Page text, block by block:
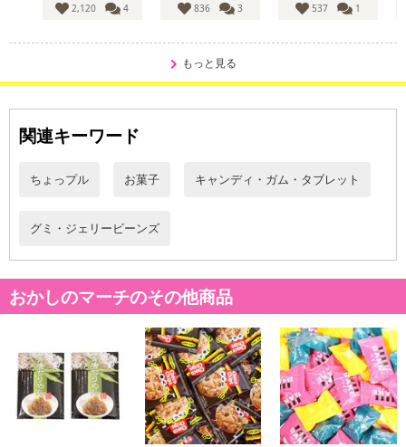
こちらの情報は2026年07月09日 時点での情報となります。
2,120
4
836
3
537
1
もっと見る
関連キーワード
ちょっプル お菓子 キャンディ・ガム・タブレット
グミ・ジェリービーンズ
おかしのマーチのその他商品